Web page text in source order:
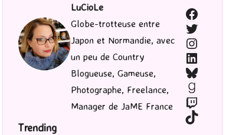
LuCioLe
Globe-trotteuse entre
Japon et Normandie, avec
un peu de Country
Blogueuse, Gameuse,
Photographe, Freelance,
Manager de JaME France
Facebook
Twitter
Instagram
LinkedIn
Bluesky
Goodreads
Twitch
TikTok
Trending